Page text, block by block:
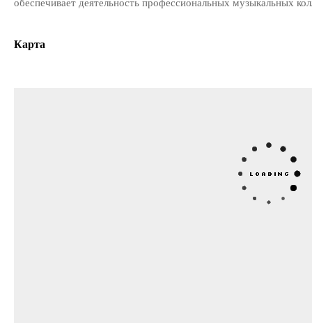
обеспечивает деятельность профессиональных музыкальных
Карта